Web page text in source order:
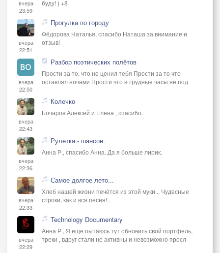
вчера
23:59
буду! ) +8
вчера
22:51
Прогулка по городу
Фёдорова Наталья, спасибо Наташа за внимание и
отзыв!
вчера
22:50
Разбор поэтических полётов
Прости за то, что не ценил тебя Прости за то что
оставлял ночами Прости что в трудные часы не под
вчера
22:43
Колечко
Бочаров Алексей и Елена , спасибо.
вчера
22:36
Рулетка.- шансон.
Анна Р., спасибо Анна. Да я больше лирик.
вчера
22:33
Самое долгое лето...
Хлеб нашей жизни печётся из этой муки... Чудесные
строки, как и вся песня!..
вчера
22:29
Technology Documentary
Анна Р., Я еще пытаюсь тут обновить свой портфель,
треки , вдруг стали не активны и невозможно просл